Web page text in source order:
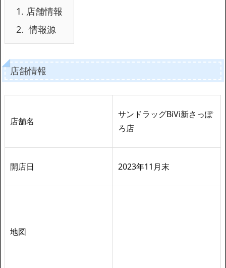
1. 店舗情報
2. 情報源
店舗情報
店舗名
サンドラッグBiVi新さっぽ
ろ店
開店日 2023年11月末
地図